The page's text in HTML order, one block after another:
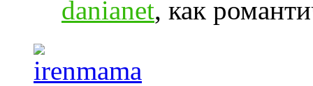
danianet, как